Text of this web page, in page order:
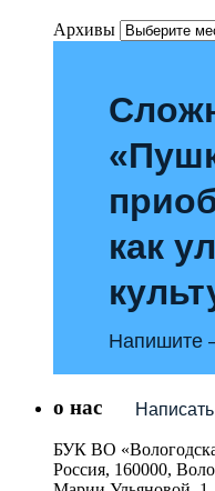
Архивы
как
Напишите
Написать
о нас
БУК ВО
Россия, 160000,